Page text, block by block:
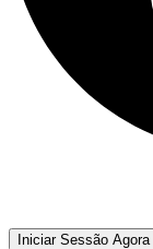
Iniciar Sessão Agora